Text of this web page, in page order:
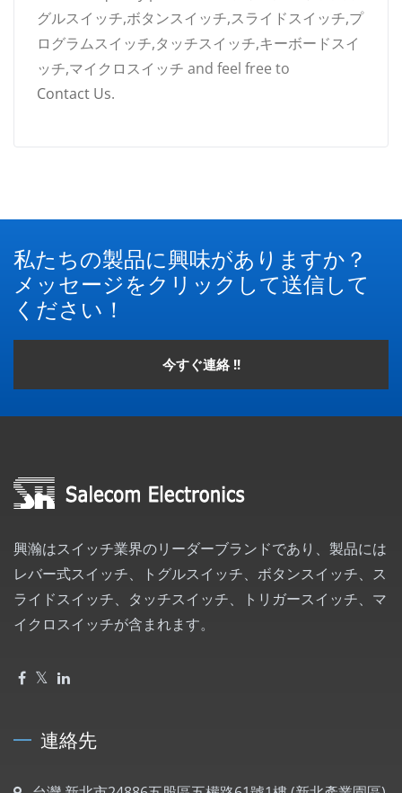
グルスイッチ,ボタンスイッチ,スライドスイッチ,プ
ログラムスイッチ,タッチスイッチ,キーボードスイ
ッチ,マイクロスイッチ and feel free to
Contact Us.
私たちの製品に興味がありますか？
メッセージをクリックして送信して
ください！
今すぐ連絡 !!
興瀚はスイッチ業界のリーダーブランドであり、製品には
レバー式スイッチ、トグルスイッチ、ボタンスイッチ、ス
ライドスイッチ、タッチスイッチ、トリガースイッチ、マ
イクロスイッチが含まれます。
連絡先